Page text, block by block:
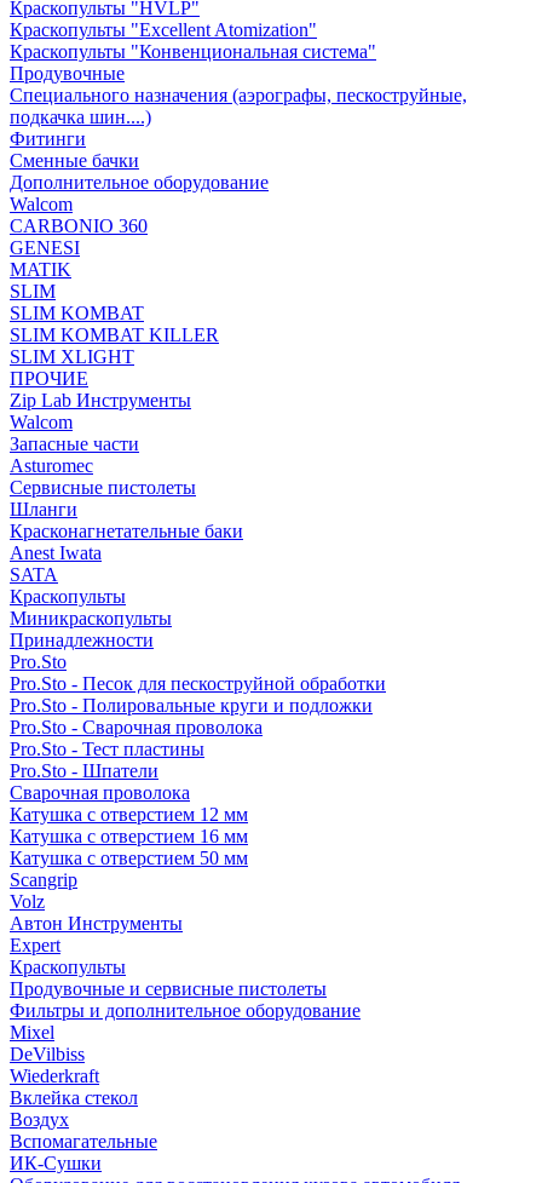
Краскопульты "HVLP"
Краскопульты "Excellent Atomization"
Краскопульты "Конвенциональная система"
Продувочные
Специального назначения (аэрографы, пескоструйные,
подкачка шин....)
Фитинги
Сменные бачки
Дополнительное оборудование
Walcom
CARBONIO 360
GENESI
MATIK
SLIM
SLIM KOMBAT
SLIM KOMBAT KILLER
SLIM XLIGHT
ПРОЧИЕ
Zip Lab Инструменты
Walсom
Запасные части
Asturomec
Сервисные пистолеты
Шланги
Красконагнетательные баки
Anest Iwata
SATA
Краскопульты
Миникраскопульты
Принадлежности
Pro.Sto
Pro.Sto - Песок для пескоструйной обработки
Pro.Sto - Полировальные круги и подложки
Pro.Sto - Сварочная проволока
Pro.Sto - Тест пластины
Pro.Sto - Шпатели
Сварочная проволока
Катушка с отверстием 12 мм
Катушка с отверстием 16 мм
Катушка с отверстием 50 мм
Scangrip
Volz
Автон Инструменты
Expert
Краскопульты
Продувочные и сервисные пистолеты
Фильтры и дополнительное оборудование
Mixel
DeVilbiss
Wiederkraft
Вклейка стекол
Воздух
Вспомагательные
ИК-Сушки